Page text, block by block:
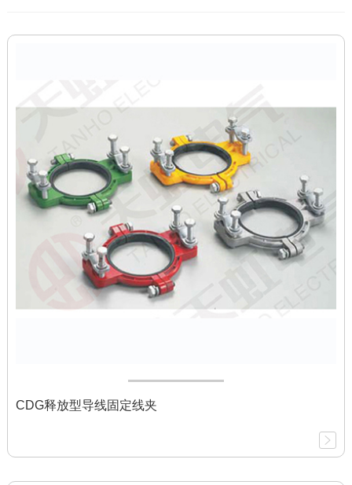
CDG释放型导线固定线夹